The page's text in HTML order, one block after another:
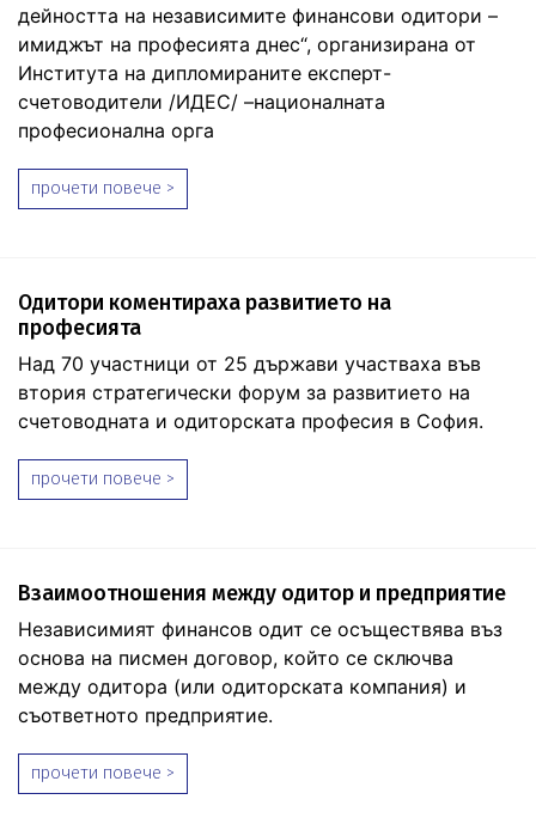
дейността на независимите финансови одитори –
имиджът на професията днес“, организирана от
Института на дипломираните експерт-
счетоводители /ИДЕС/ –националната
професионална орга
прочети повече >
Одитори коментираха развитието на
професията
Над 70 участници от 25 държави участваха във
втория стратегически форум за развитието на
счетоводната и одиторската професия в София.
прочети повече >
Взаимоотношения между одитор и предприятие
Независимият финансов одит се осъществява въз
основа на писмен договор, който се сключва
между одитора (или одиторската компания) и
съответното предприятие.
прочети повече >